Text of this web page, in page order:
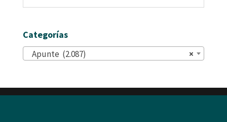
Categorías
×
Apunte (2.087)